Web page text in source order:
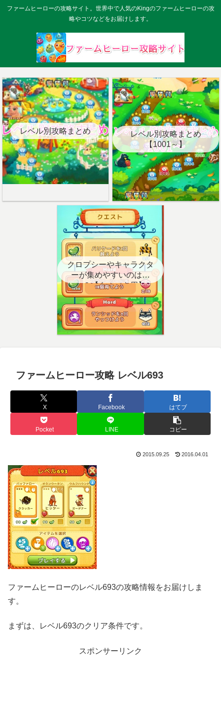
ファームヒーローの攻略サイト。世界中で人気のKingのファームヒーローの攻
略やコツなどをお届けします。
レベル別攻略まとめ
レベル別攻略まとめ
【1001～】
クロプシーやキャラクタ
ーが集めやすいのはど
こ？【クエスト用】
ファームヒーロー攻略 レベル693
X Facebook はてブ
Pocket LINE コピー
2015.09.25 2016.04.01
ファームヒーローのレベル693の攻略情報をお届けしま
す。
まずは、レベル693のクリア条件です。
スポンサーリンク